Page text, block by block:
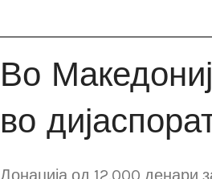
Во
во